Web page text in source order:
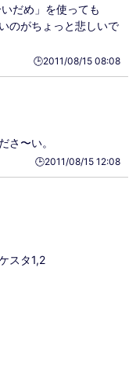
だめ」を使っても
のがちょっと悲しいで
🕒️2011/08/15 08:08
さ〜い。
🕒️2011/08/15 12:08
スタ1,2